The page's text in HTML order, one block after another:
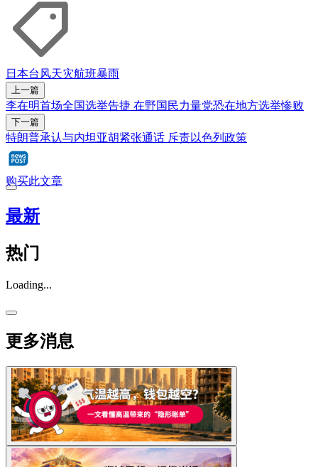
日本台风天灾航班暴雨
上一篇
李在明首场全国选举告捷 在野国民力量党恐在地方选举惨败
下一篇
特朗普承认与内坦亚胡紧张通话 斥责以色列政策
购买此文章
最新
热门
Loading...
更多消息